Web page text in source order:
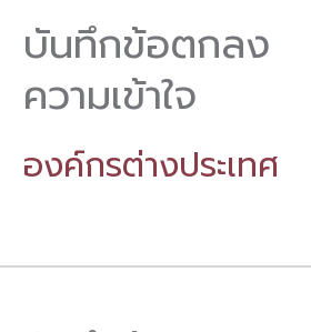
บันทึกข้อตกลง
ความเข้าใจ
องค์กรต่างประเทศ